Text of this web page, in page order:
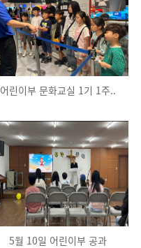
어린이부 문화교실 1기 1주..
5월 10일 어린이부 공과